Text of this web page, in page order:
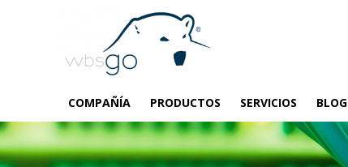
COMPAÑÍA PRODUCTOS SERVICIOS BLOG